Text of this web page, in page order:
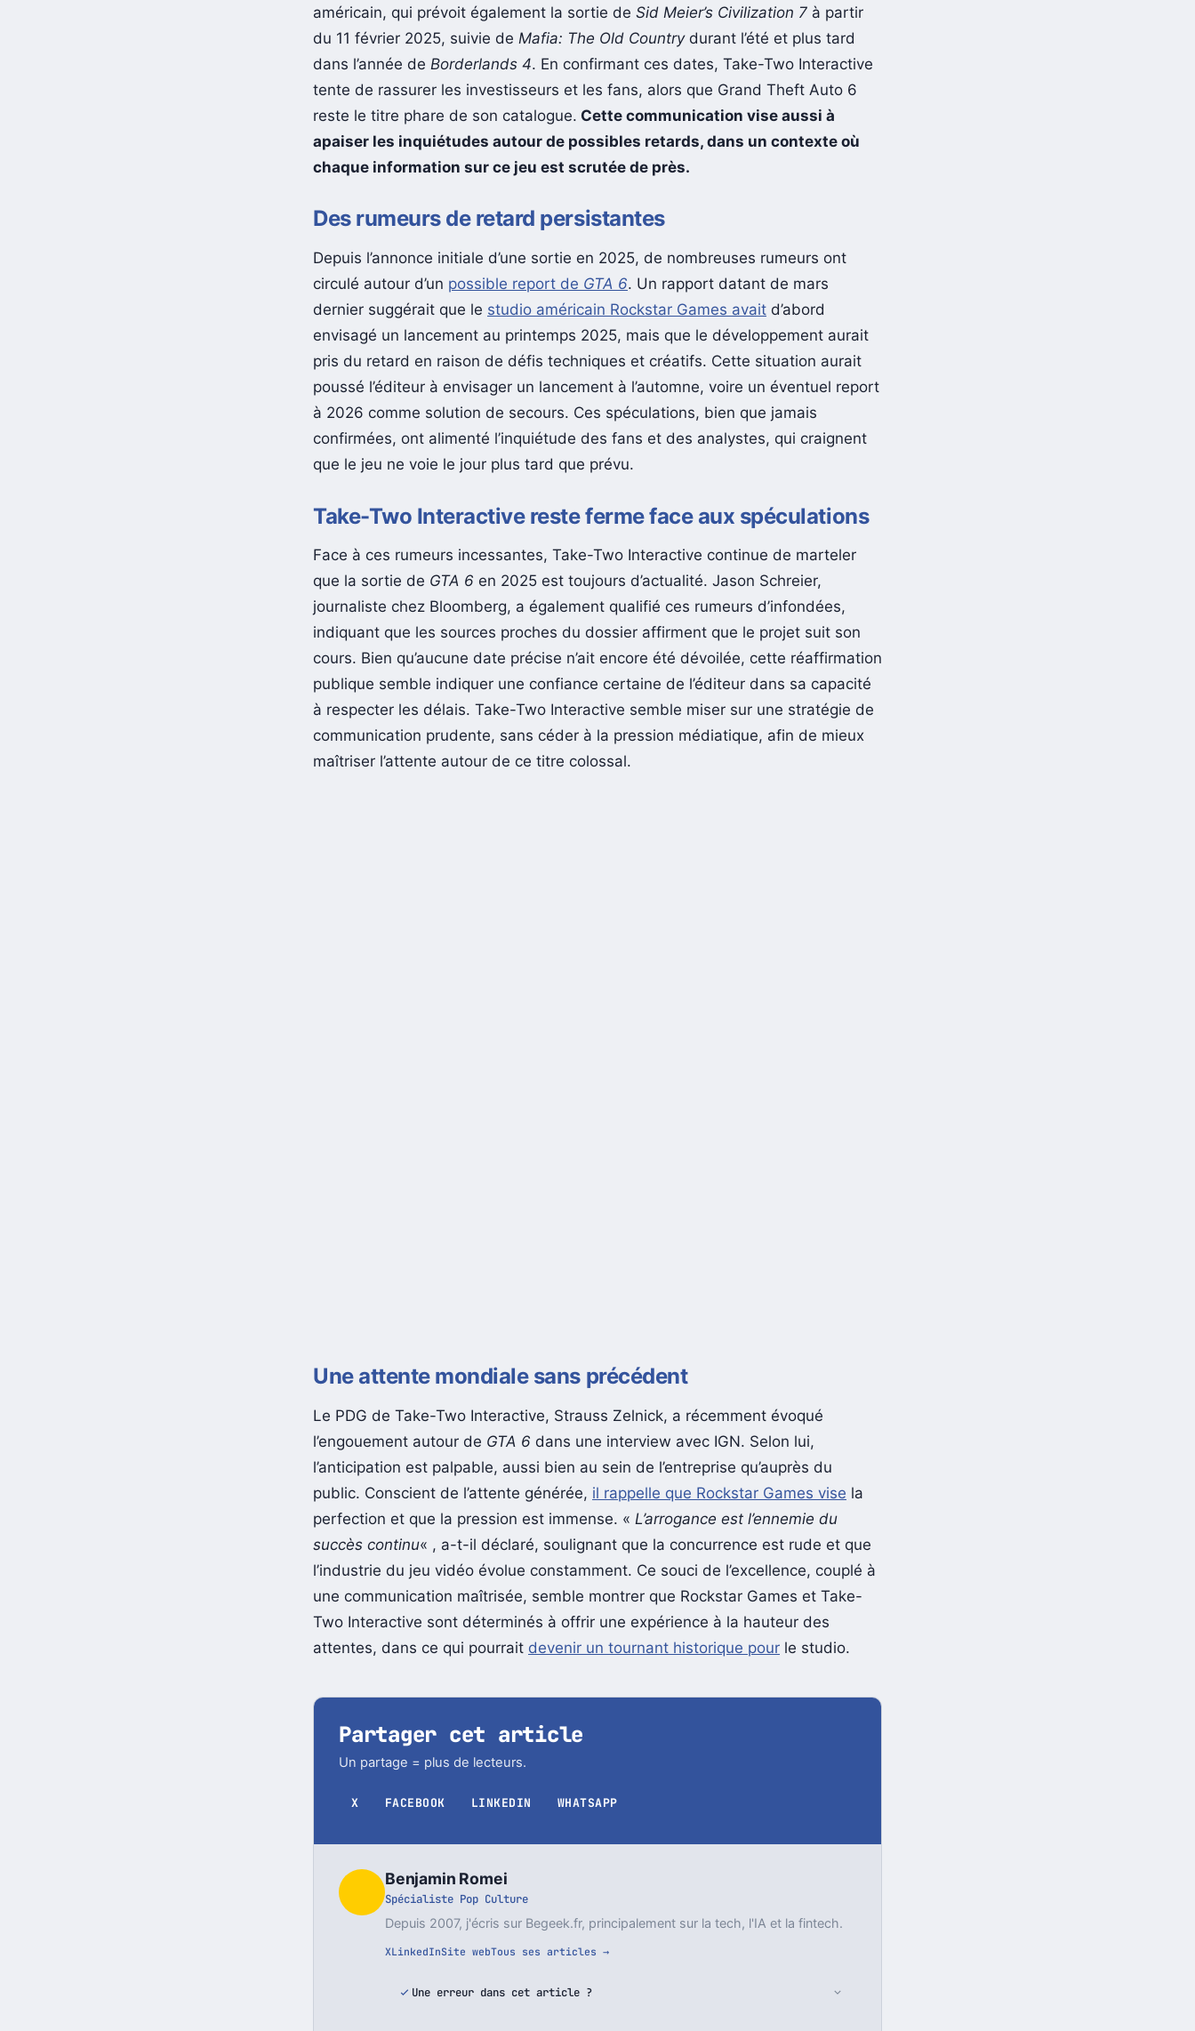
américain, qui prévoit également la sortie de Sid Meier’s Civilization 7 à partir
du 11 février 2025, suivie de Mafia: The Old Countrydurant l’été et plus tard
dans l’année de Borderlands 4. En confirmant ces dates, Take-Two Interactive
tente de rassurer les investisseurs et les fans, alors que Grand Theft Auto 6
reste le titre phare de son catalogue. Cette communication vise aussi à
apaiser les inquiétudes autour de possibles retards, dans un contexte où
chaque information sur ce jeu est scrutée de près.
Des rumeurs de retard persistantes
Depuis l’annonce initiale d’une sortie en 2025, de nombreuses rumeurs ont
circulé autour d’un possible report de GTA 6. Un rapport datant de mars
dernier suggérait que le studio américain Rockstar Games avait d’abord
envisagé un lancement au printemps 2025, mais que le développement aurait
pris du retard en raison de défis techniques et créatifs. Cette situation aurait
poussé l’éditeur à envisager un lancement à l’automne, voire un éventuel report
à 2026 comme solution de secours. Ces spéculations, bien que jamais
confirmées, ont alimenté l’inquiétude des fans et des analystes, qui craignent
que le jeu ne voie le jour plus tard que prévu.
Take-Two Interactive reste ferme face aux spéculations
Face à ces rumeurs incessantes, Take-Two Interactive continue de marteler
que la sortie de GTA 6 en 2025 est toujours d’actualité. Jason Schreier,
journaliste chez Bloomberg, a également qualifié ces rumeurs d’infondées,
indiquant que les sources proches du dossier affirment que le projet suit son
cours. Bien qu’aucune date précise n’ait encore été dévoilée, cette réaffirmation
publique semble indiquer une confiance certaine de l’éditeur dans sa capacité
à respecter les délais. Take-Two Interactive semble miser sur une stratégie de
communication prudente, sans céder à la pression médiatique, afin de mieux
maîtriser l’attente autour de ce titre colossal.
Une attente mondiale sans précédent
Le PDG de Take-Two Interactive, Strauss Zelnick, a récemment évoqué
l’engouement autour deGTA 6dans une interview avec IGN. Selon lui,
l’anticipation est palpable, aussi bien au sein de l’entreprise qu’auprès du
public. Conscient de l’attente générée, il rappelle que Rockstar Games vise
perfection et que la pression est immense. «L’arrogance est l’ennemie du
succès continu« , a-t-il déclaré, soulignant que la concurrence est rude et que
l’industrie du jeu vidéo évolue constamment. Ce souci de l’excellence, couplé à
une communication maîtrisée, semble montrer que Rockstar Games et Take-
Two Interactive sont déterminés à offrir une expérience à la hauteur des
Partager cet article
Un partage = plus de lecteurs.
Benjamin Romei
Spécialiste Pop Culture
Depuis 2007, j'écris sur Begeek.fr, principalement sur la tech, l'IA et la fintech.
LinkedIn Site web Tous ses articles →